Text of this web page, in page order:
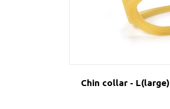
Chin collar - L(large)